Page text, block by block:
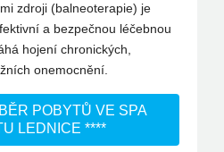
zdroji (balneoterapie) je
a bezpečnou léčebnou
hojení chronických,
onemocnění.
POBYTŮ VE SPA
LEDNICE ****